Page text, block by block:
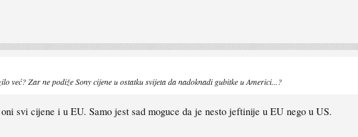
već? Zar ne podiže Sony cijene u ostatku svijeta da nadoknadi gubitke u Americi...?
svi cijene i u EU. Samo jest sad moguce da je nesto jeftinije u EU nego u US.